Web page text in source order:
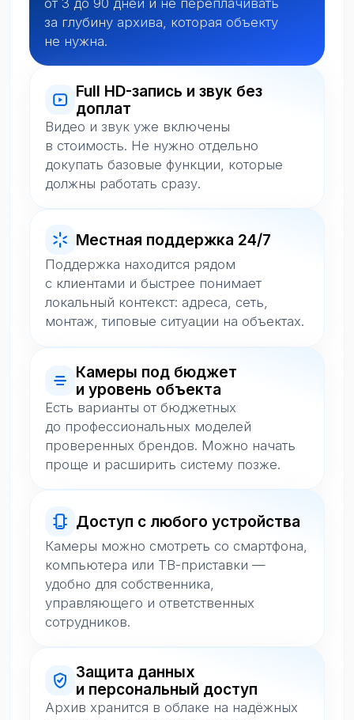
докупать базовые функции, которые
должны работать сразу.
Местная поддержка 24/7
Поддержка находится рядом
с клиентами и быстрее понимает
локальный контекст: адреса, сеть,
монтаж, типовые ситуации на объектах.
Камеры под бюджет
и уровень объекта
Есть варианты от бюджетных
проверенных брендов. Можно начать
Доступ с любого устройства
Камеры можно смотреть со смартфона,
управляющего и ответственных
сотрудников.
Защита данных
и персональный доступ
Архив хранится в облаке на надёжных
серверах, а доступ к просмотру
настраивается персонально для нужных
Интеграция с экосистемой
Интерсвязи
Видеонаблюдение можно развивать
вместе с другими сервисами: «Умный
домофон», «Умные парковки»
и городские цифровые решения.
Монтаж под ключ
без слепых зон
Видеонаблюдение можно развивать
вместе с другими сервисами: «Умный